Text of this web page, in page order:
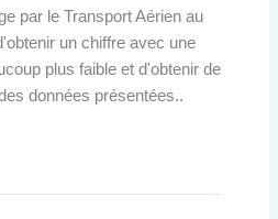
par le Transport Aérien au
un chiffre avec une
plus faible et d'obtenir de
données présentées..